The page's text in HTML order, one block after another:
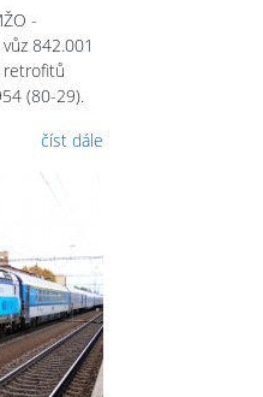
-
842.001
retrofitů
(80-29).
číst dále